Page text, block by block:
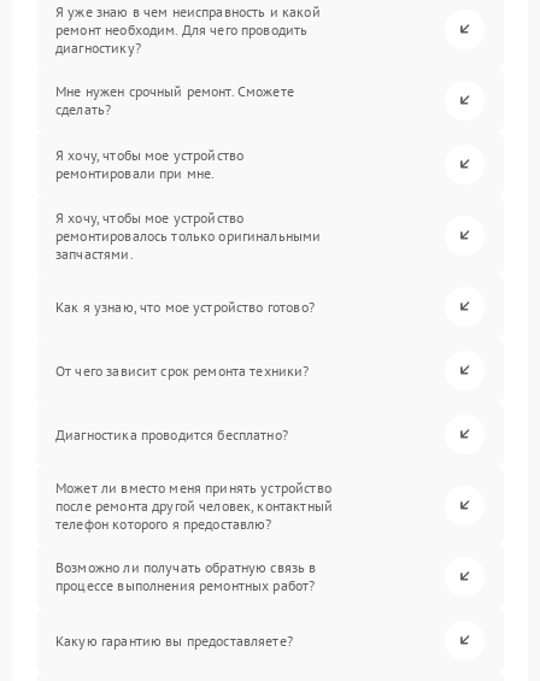
Я уже знаю в чем неисправность и какой
ремонт необходим. Для чего проводить
диагностику?
Мне нужен срочный ремонт. Сможете
сделать?
Я хочу, чтобы мое устройство
ремонтировали при мне.
Я хочу, чтобы мое устройство
ремонтировалось только оригинальными
запчастями.
Как я узнаю, что мое устройство готово?
От чего зависит срок ремонта техники?
Диагностика проводится бесплатно?
Может ли вместо меня принять устройство
после ремонта другой человек, контактный
телефон которого я предоставлю?
Возможно ли получать обратную связь в
процессе выполнения ремонтных работ?
Какую гарантию вы предоставляете?